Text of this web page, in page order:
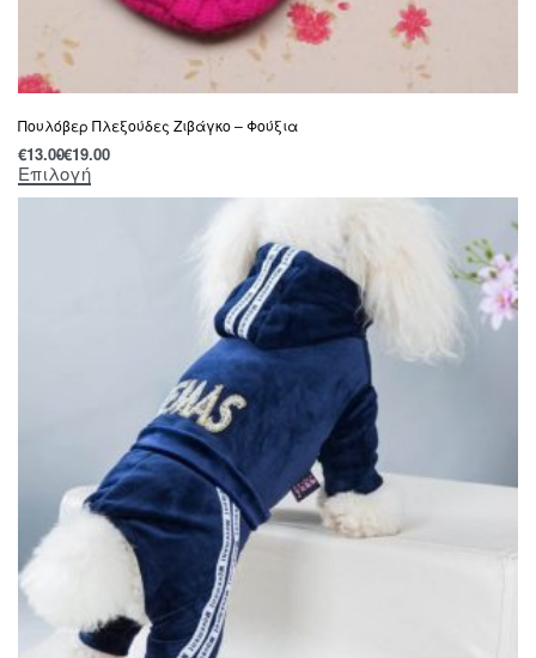
Πουλόβερ Πλεξούδες Ζιβάγκο – Φούξια
€13.00€19.00
Επιλογή